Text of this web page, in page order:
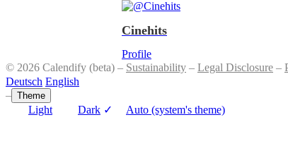
Cinehits
Profile
© 2026 Calendify (beta) – Sustainability – Legal Disclosure –
Deutsch English
– Theme
Light Dark ✓ Auto (system's theme)